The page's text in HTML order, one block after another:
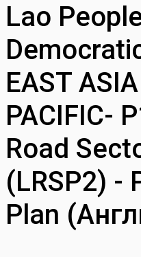
Lao
EAST
PACIFIC-
Road
(LRSP2) -
Plan